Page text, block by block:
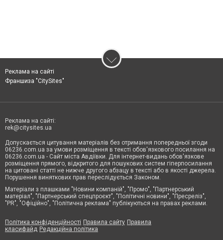
Реклама на сайті
Франшиза "CitySites"
Реклама на сайті:
rek@citysites.ua
Допускається цитування матеріалів без отримання попередньої згоди
06236.com.ua за умови розміщення в тексті обов'язкового посилання на
06236.com.ua - Сайт міста Авдіївки. Для інтернет-видань обов'язкове
розміщення прямого, відкритого для пошукових систем гіперпосилання
на цитовані статті не нижче другого абзацу в тексті або в якості джерела.
Порушення виняткових прав переслідується Законом.
Матеріали з плашками "Новини компаній", "Промо", "Партнерський
матеріал", "Партнерський спецпроєкт", "Політичні новини", "Пресреліз",
"PR", "Офіційно", "Політична реклама" публікуються на правах реклами.
Політика конфіденційності Правила сайту Правила
класифайд Редакційна політика